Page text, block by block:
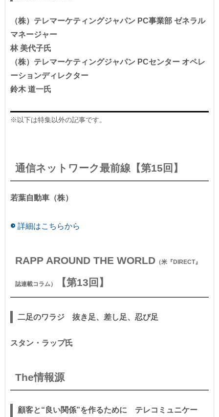
（株）テレマーケティングジャパン PC事業部 ゼネラル
マネージャー
林 美代子氏
（株）テレマーケティングジャパン PCセンター オペレ
ーションディレクター
鈴木 道一氏
※以下は特集以外の記事です。
通信ネットワーク最前線【第15回】
若葉自動車（株）
詳細はこちらから
RAPP AROUND THE WORLD （米『DIRECT』
誌連載コラム） 【第13回】
二足のワラジ 抜き足、差し足、忍び足
スタン・ラップ氏
The情報源
顧客と“良い関係”を作るために テレコミュニケー